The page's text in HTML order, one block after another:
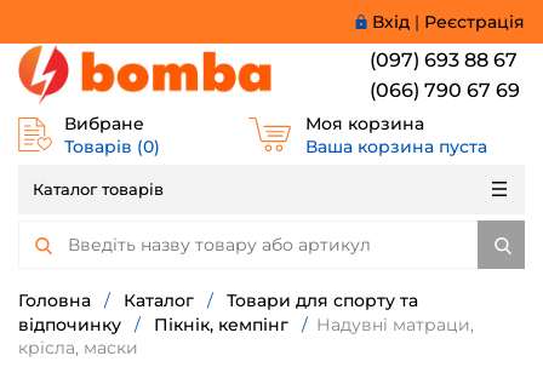
Вхід | Реєстрація
(097) 693 88 67
(066) 790 67 69
Вибране
Товарів (0)
Моя корзина
Ваша корзина пуста
Каталог товарів
Головна / Каталог /
Товари для спорту та
відпочинку
/ Пікнік, кемпінг / Надувні матраци,
крісла, маски